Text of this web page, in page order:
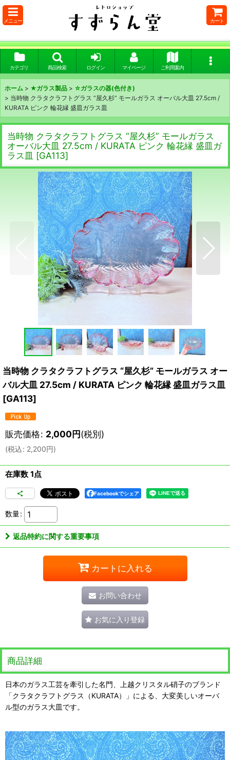
メニュー カート
カテゴリ 商品検索 ログイン マイページ ご利用案内
ホーム > ★ガラス製品 > ☆ガラスの器(色付き)
> 当時物 クラタクラフトグラス “屋久杉” モールガラス オーバル大皿 27.5cm /
KURATA ピンク 輪花縁 盛皿ガラス皿
当時物 クラタクラフトグラス “屋久杉” モールガラス
オーバル大皿 27.5cm / KURATA ピンク 輪花縁 盛皿ガ
ラス皿 [GA113]
当時物 クラタクラフトグラス “屋久杉” モールガラス オー
バル大皿 27.5cm / KURATA ピンク 輪花縁 盛皿ガラス皿
[GA113]
販売価格: 2,000円(税別)
(税込: 2,200円)
在庫数 1点
Facebookでシェア
数量:
返品特約に関する重要事項
カートに入れる
お問い合わせ
お気に入り登録
商品詳細
日本のガラス工芸を牽引した名門、上越クリスタル硝子のブランド
「クラタクラフトグラス（KURATA）」による、大変美しいオーバ
ル型のガラス大皿です。